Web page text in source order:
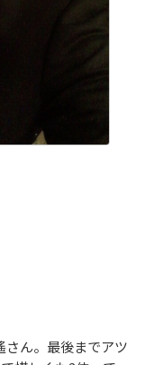
さん。最後までアツ